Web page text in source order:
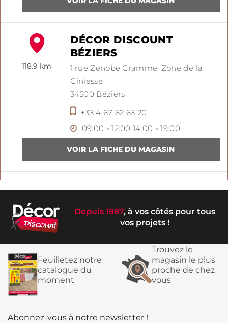
118.9 km
DÉCOR DISCOUNT
BÉZIERS
1 rue Zenobe Gramme, Zone de la
Giniesse
34500 Béziers
+33 4 67 62 63 20
09:00 - 12:00 14:00 - 19:00
Depuis 1987, à vos côtés pour tous
vos projets !
Feuilletez notre
catalogue du
moment
Trouvez le
magasin le plus
proche de chez
vous
Abonnez-vous à notre newsletter !